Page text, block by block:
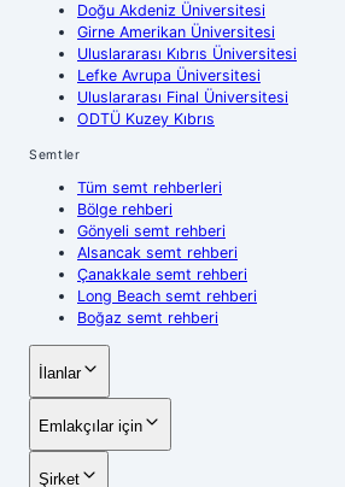
Doğu Akdeniz Üniversitesi
Girne Amerikan Üniversitesi
Uluslararası Kıbrıs Üniversitesi
Lefke Avrupa Üniversitesi
Uluslararası Final Üniversitesi
ODTÜ Kuzey Kıbrıs
Semtler
Tüm semt rehberleri
Bölge rehberi
Gönyeli semt rehberi
Alsancak semt rehberi
Çanakkale semt rehberi
Long Beach semt rehberi
Boğaz semt rehberi
İlanlar
Emlakçılar için
Şirket